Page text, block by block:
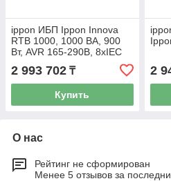
ippon ИБП Ippon Innova
RTB 1000, 1000 ВA, 900
Вт, AVR 165-290В, 8xIEC
USB/COM
2 993 702 ₸
Купить
2
О нас
Рейтинг не сформирован
Менее 5 отзывов за